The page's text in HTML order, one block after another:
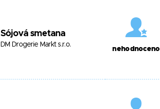
Sójová smetana
DM Drogerie Markt s.r.o.
nehodnoceno